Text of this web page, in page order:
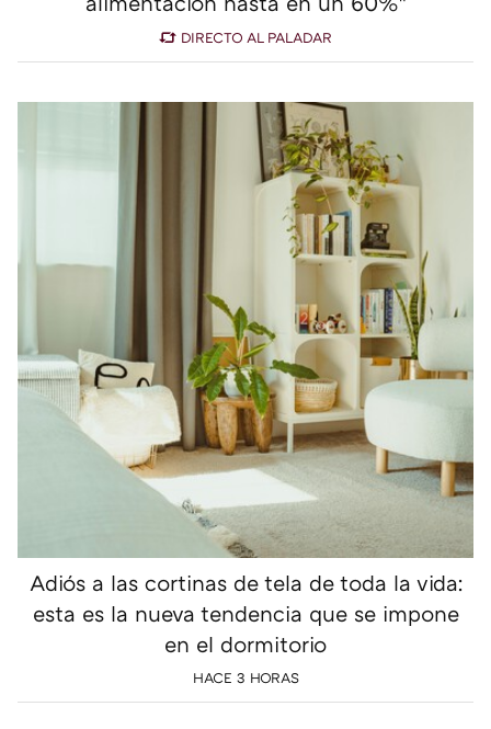
DIRECTO AL PALADAR
Adiós a las cortinas de tela de toda la vida:
esta es la nueva tendencia que se impone
en el dormitorio
HACE 3 HORAS